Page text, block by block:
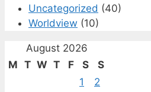
Uncategorized (40)
Worldview (10)
August 2026
M T W T F S
S
1
2